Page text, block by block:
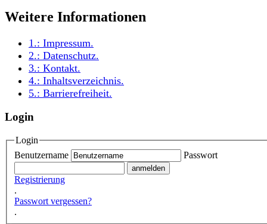
Weitere Informationen
1.: Impressum.
2.: Datenschutz.
3.: Kontakt.
4.: Inhaltsverzeichnis.
5.: Barrierefreiheit.
Login
Login
Benutzername
Passwort
Registrierung
.
Passwort vergessen?
.